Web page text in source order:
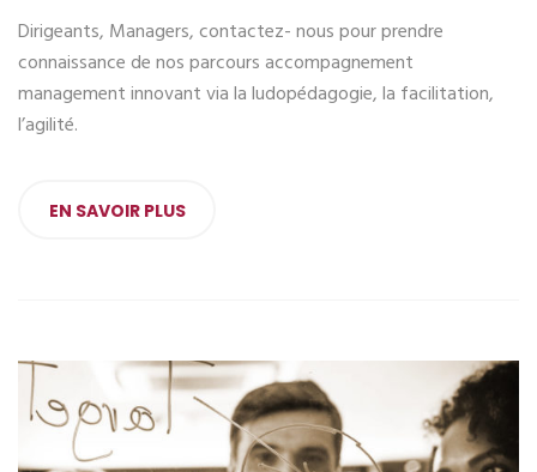
Dirigeants, Managers, contactez- nous pour prendre
connaissance de nos parcours accompagnement
management innovant via la ludopédagogie, la facilitation,
l’agilité.
EN SAVOIR PLUS